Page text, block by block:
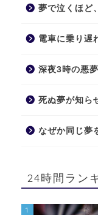
夢で泣くほど
電車に乗り遅
深夜3時の悪
死ぬ夢が知ら
なぜか同じ夢
24時間ラン
1